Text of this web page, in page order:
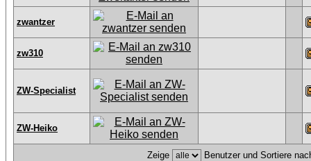
zwantzer
zw310
ZW-Specialist
ZW-Heiko
Zeige Benutzer und Sortiere